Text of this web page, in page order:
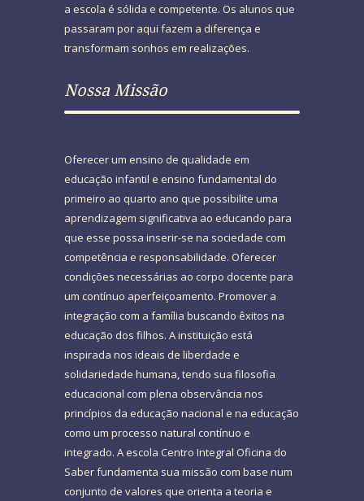
a escola é sólida e competente. Os alunos que
passaram por aqui fazem a diferença e
transformam sonhos em realizações.
Nossa Missão
Oferecer um ensino de qualidade em
educação infantil e ensino fundamental do
primeiro ao quarto ano que possibilite uma
aprendizagem significativa ao educando para
que esse possa inserir-se na sociedade com
competência e responsabilidade. Oferecer
condições necessárias ao corpo docente para
um contínuo aperfeiçoamento. Promover a
integração com a família buscando êxitos na
educação dos filhos. A instituição está
inspirada nos ideais de liberdade e
solidariedade humana, tendo sua filosofia
educacional com plena observância nos
princípios da educação nacional e na educação
como um processo natural contínuo e
integrado. A escola Centro Integral Oficina do
Saber fundamenta sua missão com base num
conjunto de valores que orienta a teoria e